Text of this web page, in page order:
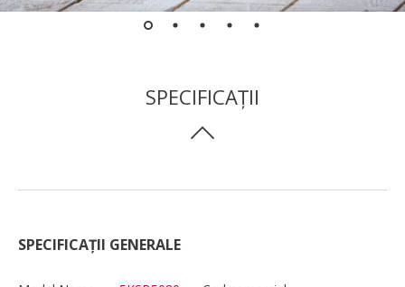
SPECIFICAȚII
SPECIFICAȚII GENERALE